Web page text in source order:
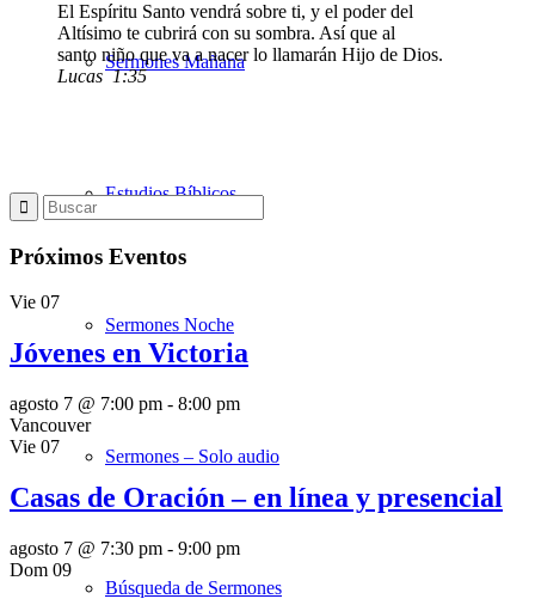
Sermones Mañana
Estudios Bíblicos
Sermones Noche
Sermones – Solo audio
Búsqueda de Sermones
El Espíritu Santo vendrá sobre ti, y el poder del
Altísimo te cubrirá con su sombra. Así que al
santo niño que va a nacer lo llamarán Hijo de Dios.
Lucas 1:35
Próximos Eventos
Vie 07
Jóvenes en Victoria
agosto 7 @ 7:00 pm - 8:00 pm
Vancouver
Vie 07
Casas de Oración – en línea y presencial
agosto 7 @ 7:30 pm - 9:00 pm
Dom 09